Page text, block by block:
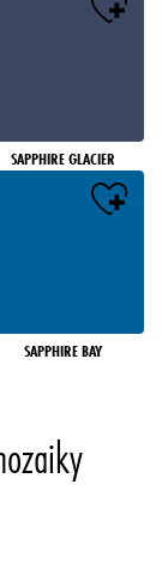
SAPPHIRE GLACIER
SAPPHIRE BAY